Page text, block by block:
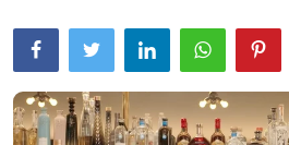
KOSOVA
LAJME NGA BOTA
SHOWBIZ